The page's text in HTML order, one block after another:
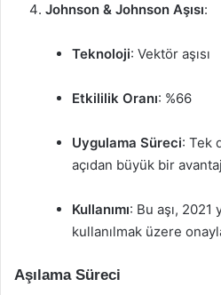
Johnson & Johnson Aşısı:
Teknoloji: Vektör aşısı
Etkililik Oranı: %66
Uygulama Süreci: Tek
açıdan büyük bir
Kullanımı: Bu aşı, 2021
kullanılmak üzere
Aşılama Süreci